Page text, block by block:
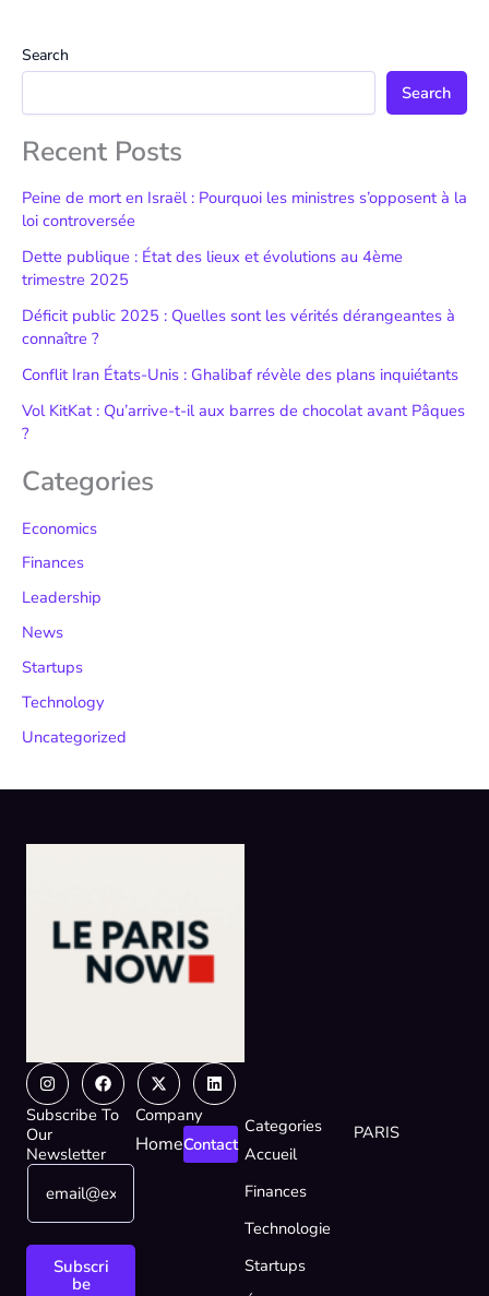
Search
Search
Recent Posts
Peine de mort en Israël : Pourquoi les ministres s’opposent à la
loi controversée
Dette publique : État des lieux et évolutions au 4ème
trimestre 2025
Déficit public 2025 : Quelles sont les vérités dérangeantes à
connaître ?
Conflit Iran États-Unis : Ghalibaf révèle des plans inquiétants
Vol KitKat : Qu’arrive-t-il aux barres de chocolat avant Pâques
?
Categories
Economics
Finances
Leadership
News
Startups
Technology
Uncategorized
InstagramFacebook
X-
twitter
Linkedin
Subscribe To
Our
Newsletter
E
a
E
a
Subscri
be
Company
HomeContact
Categories
Accueil
Finances
Technologie
Startups
PARIS